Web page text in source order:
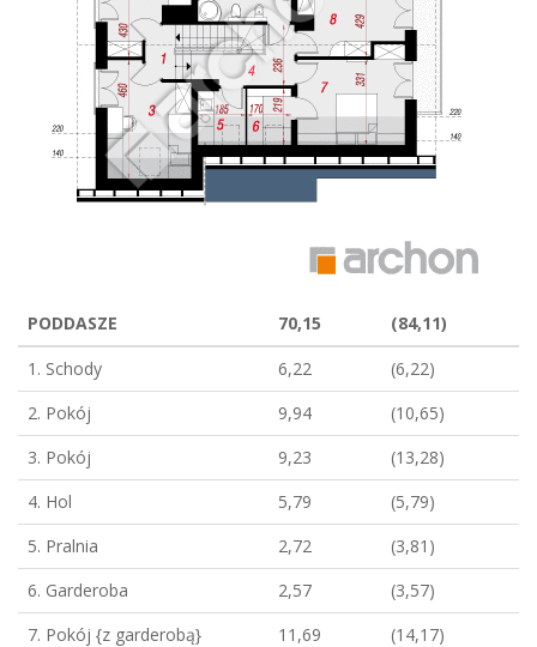
PODDASZE 70,15
(84,11)
1. Schody
6,22
(6,22)
2. Pokój
9,94
(10,65)
3. Pokój
9,23
(13,28)
4. Hol
5,79
(5,79)
5. Pralnia
2,72
(3,81)
6. Garderoba
2,57
(3,57)
7. Pokój {z garderobą}
11,69
(14,17)